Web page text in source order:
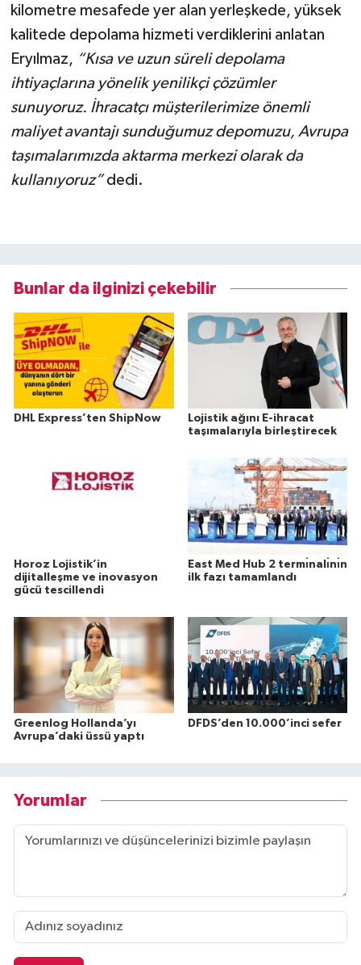
kilometre mesafede yer alan yerleşkede, yüksek
kalitede depolama hizmeti verdiklerini anlatan
Eryılmaz, “Kısa ve uzun süreli depolama
ihtiyaçlarına yönelik yenilikçi çözümler
sunuyoruz. İhracatçı müşterilerimize önemli
maliyet avantajı sunduğumuz depomuzu, Avrupa
taşımalarımızda aktarma merkezi olarak da
kullanıyoruz” dedi.
Bunlar da ilginizi çekebilir
DHL Express’ten ShipNow
Lojistik ağını E-ihracat
taşımalarıyla birleştirecek
Horoz Lojistik’in
dijitalleşme ve inovasyon
gücü tescillendi
East Med Hub 2 termı̇nalı̇nı̇n
ilk fazı tamamlandı
Greenlog Hollanda’yı
Avrupa’daki üssü yaptı
DFDS’den 10.000’inci sefer
Yorumlar